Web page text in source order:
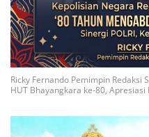
Ricky Fernando Pemimpin
HUT Bhayangkara ke-80,